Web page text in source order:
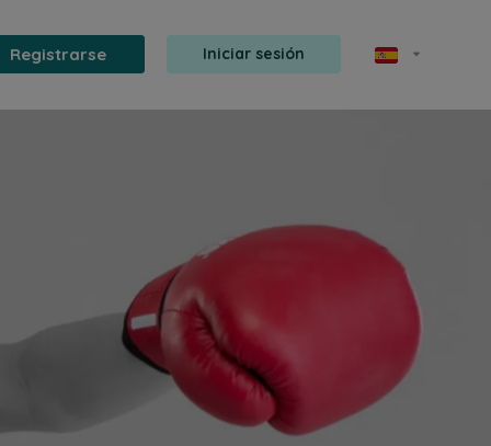
Registrarse Iniciar sesión